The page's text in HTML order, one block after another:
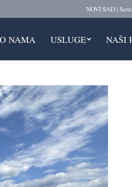
NOVI SAD |
O NAMA USLUGE NAŠI